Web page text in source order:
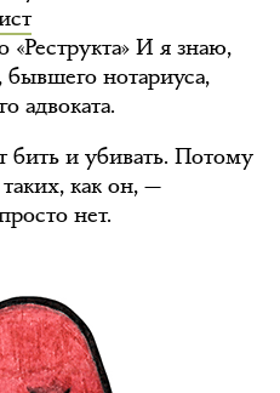
«Реструкта» И я знаю,
нотариуса,
адвоката.
и убивать. Потому
как он, —
нет.